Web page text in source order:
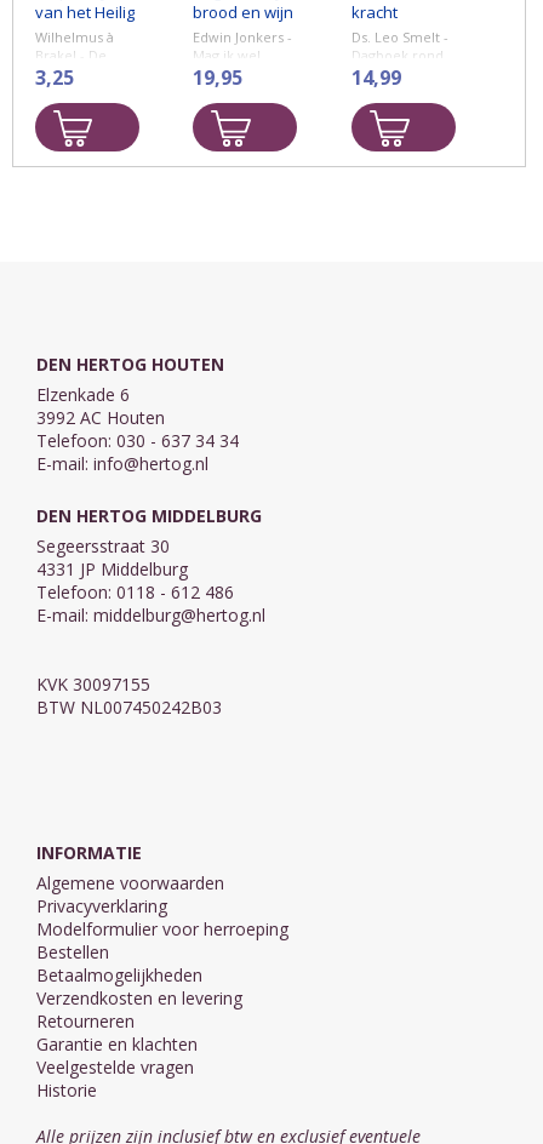
van het Heilig
Avondmaal
Wilhelmus à
Brakel - De
praktijk van het
Heilig
Avondmaal in
voorbereiding,
betrachting en
nabetrachting.
3,25
brood en wijn
Edwin Jonkers -
Mag ik wel
aangaan aan
het Heilig
Avondmaal? Is
het wel voor
mij bedoeld?
Hoe bereid ik
19,95
kracht
Ds. Leo Smelt -
Dagboek rond
het Avondmaal
De auteur
bespreekt in
drie weken op
eenvoudige
14,99
DEN HERTOG HOUTEN
Elzenkade 6
3992 AC Houten
Telefoon: 030 - 637 34 34
E-mail: info@hertog.nl
DEN HERTOG MIDDELBURG
Segeersstraat 30
4331 JP Middelburg
Telefoon: 0118 - 612 486
E-mail: middelburg@hertog.nl
KVK 30097155
BTW NL007450242B03
INFORMATIE
Algemene voorwaarden
Privacyverklaring
Modelformulier voor herroeping
Bestellen
Betaalmogelijkheden
Verzendkosten en levering
Retourneren
Garantie en klachten
Veelgestelde vragen
Historie
Alle prijzen zijn inclusief btw en exclusief eventuele